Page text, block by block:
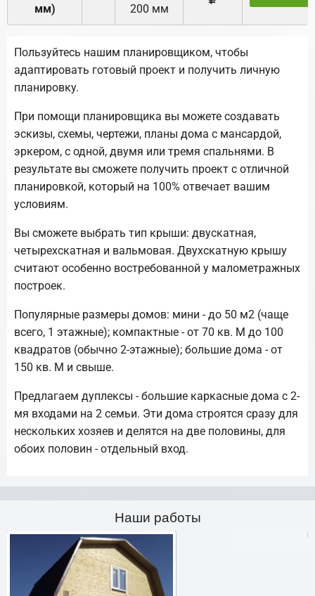
мм)
200 мм
Пользуйтесь нашим планировщиком, чтобы
адаптировать готовый проект и получить личную
планировку.
При помощи планировщика вы можете создавать
эскизы, схемы, чертежи, планы дома с мансардой,
эркером, с одной, двумя или тремя спальнями. В
результате вы сможете получить проект с отличной
планировкой, который на 100% отвечает вашим
условиям.
Вы сможете выбрать тип крыши: двускатная,
четырехскатная и вальмовая. Двухскатную крышу
считают особенно востребованной у малометражных
построек.
Популярные размеры домов: мини - до 50 м2 (чаще
всего, 1 этажные); компактные - от 70 кв. М до 100
квадратов (обычно 2-этажные); большие дома - от
150 кв. М и свыше.
Предлагаем дуплексы - большие каркасные дома с 2-
мя входами на 2 семьи. Эти дома строятся сразу для
нескольких хозяев и делятся на две половины, для
обоих половин - отдельный вход.
Наши работы